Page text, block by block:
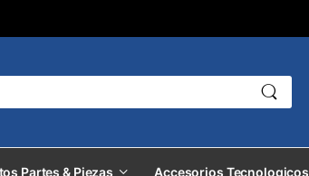
Partes & Piezas Accesorios Tecnologicos